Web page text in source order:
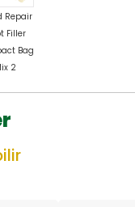
Repair
Filler
Bag
2